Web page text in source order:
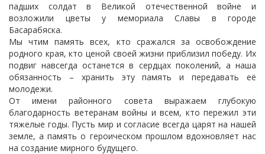
падших солдат в Великой отечественной войне и
возложили цветы у мемориала Славы в городе
Басарабяска.
Мы чтим память всех, кто сражался за освобождение
родного края, кто ценой своей жизни приблизил победу. Их
подвиг навсегда останется в сердцах поколений, а наша
обязанность – хранить эту память и передавать её
молодежи.
От имени районного совета выражаем глубокую
благодарность ветеранам войны и всем, кто пережил эти
тяжелые годы. Пусть мир и согласие всегда царят на нашей
земле, а память о героическом прошлом вдохновляет нас
на создание мирного будущего.